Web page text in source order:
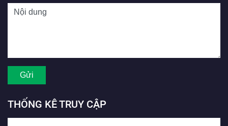
THỐNG KÊ TRUY CẬP